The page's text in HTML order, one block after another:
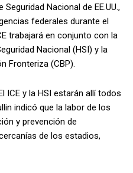
Nacional de EE.UU.,
federales durante el
trabajará en conjunto con la
Nacional (HSI) y la
Fronteriza (CBP).
ICE y la HSI estarán allí todos
indicó que la labor de los
y prevención de
de los estadios,